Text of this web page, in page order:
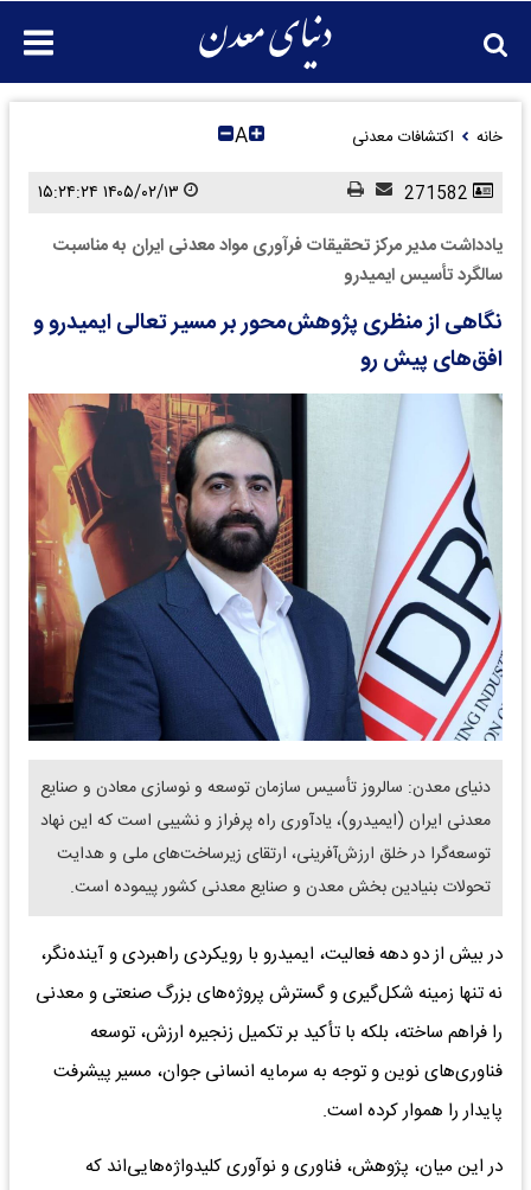
خانه اکتشافات معدنی A
یادداشت مدیر مرکز تحقیقات فرآوری مواد معدنی ایران به مناسبت
سالگرد تأسیس ایمیدرو
نگاهی از منظری پژوهش‌محور بر مسیر تعالی ایمیدرو و
افق‌های پیش رو
دنیای معدن: سالروز تأسیس سازمان توسعه و نوسازی معادن و صنایع
معدنی ایران (ایمیدرو)، یادآوری راه پرفراز و نشیبی است که این نهاد
توسعه‌گرا در خلق ارزش‌آفرینی، ارتقای زیرساخت‌های ملی و هدایت
تحولات بنیادین بخش معدن و صنایع معدنی کشور پیموده است.
در بیش از دو دهه فعالیت، ایمیدرو با رویکردی راهبردی و آینده‌نگر،
نه تنها زمینه شکل‌گیری و گسترش پروژه‌های بزرگ صنعتی و معدنی
را فراهم ساخته، بلکه با تأکید بر تکمیل زنجیره ارزش، توسعه
فناوری‌های نوین و توجه به سرمایه انسانی جوان، مسیر پیشرفت
پایدار را هموار کرده است.
در این میان، پژوهش، فناوری و نوآوری کلیدواژه‌هایی‌اند که